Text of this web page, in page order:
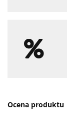
Ocena produktu